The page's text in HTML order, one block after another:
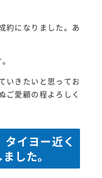
約になりました。あ
いきたいと思ってお
ご愛顧の程よろしく
イヨー近く
した。